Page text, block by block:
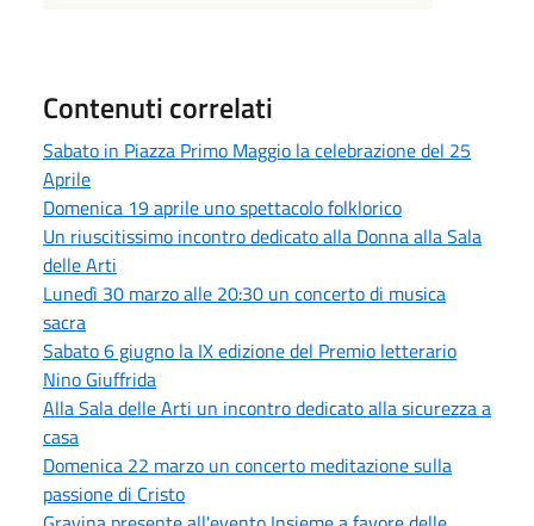
Contenuti correlati
Sabato in Piazza Primo Maggio la celebrazione del 25
Aprile
Domenica 19 aprile uno spettacolo folklorico
Un riuscitissimo incontro dedicato alla Donna alla Sala
delle Arti
Lunedì 30 marzo alle 20:30 un concerto di musica
sacra
Sabato 6 giugno la IX edizione del Premio letterario
Nino Giuffrida
Alla Sala delle Arti un incontro dedicato alla sicurezza a
casa
Domenica 22 marzo un concerto meditazione sulla
passione di Cristo